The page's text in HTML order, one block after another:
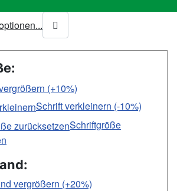
(+10%)
Schrift verkleinern (-10%)
Schriftgröße
vergrößern (+20%)